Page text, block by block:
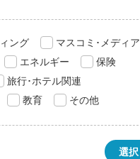
ング
マスコミ･メディア
エネルギー
保険
旅行･ホテル関連
教育
その他
選択